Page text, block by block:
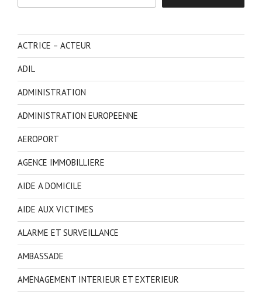
ACTRICE – ACTEUR
ADIL
ADMINISTRATION
ADMINISTRATION EUROPEENNE
AEROPORT
AGENCE IMMOBILLIERE
AIDE A DOMICILE
AIDE AUX VICTIMES
ALARME ET SURVEILLANCE
AMBASSADE
AMENAGEMENT INTERIEUR ET EXTERIEUR